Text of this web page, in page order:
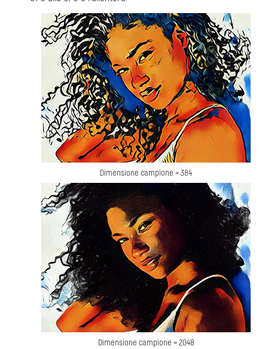
Dimensione campione = 384
Dimensione campione = 2048